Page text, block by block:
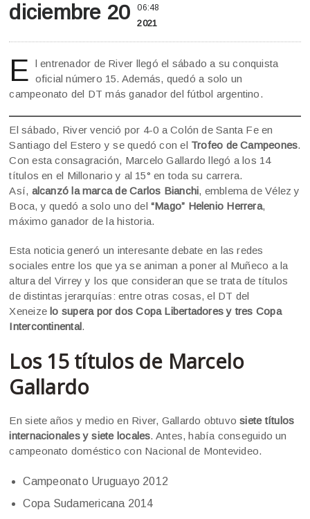
diciembre 20 06:48
2021
E l entrenador de River llegó el sábado a su conquista
oficial número 15. Además, quedó a solo un
campeonato del DT más ganador del fútbol argentino.
El sábado, River venció por 4-0 a Colón de Santa Fe en
Santiago del Estero y se quedó con el Trofeo de Campeones.
Con esta consagración, Marcelo Gallardo llegó a los 14
títulos en el Millonario y al 15° en toda su carrera.
Así, alcanzó la marca de Carlos Bianchi, emblema de Vélez y
Boca, y quedó a solo uno del “Mago” Helenio Herrera,
máximo ganador de la historia.
Esta noticia generó un interesante debate en las redes
sociales entre los que ya se animan a poner al Muñeco a la
altura del Virrey y los que consideran que se trata de títulos
de distintas jerarquías: entre otras cosas, el DT del
Xeneize lo supera por dos Copa Libertadores y tres Copa
Intercontinental.
Los 15 títulos de Marcelo
Gallardo
En siete años y medio en River, Gallardo obtuvosiete títulos
internacionales y siete locales. Antes, había conseguido un
campeonato doméstico con Nacional de Montevideo.
Campeonato Uruguayo 2012
Copa Sudamericana 2014